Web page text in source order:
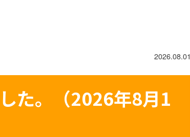
2026.08.01
た。（2026年8月1